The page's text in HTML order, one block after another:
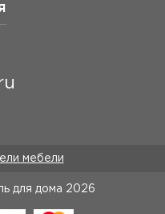
мебели
для дома 2026